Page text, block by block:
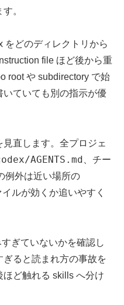
。
をどのディレクトリから
file ほど後から重
root や subdirectory で始
ていても別の指示が優
直します。全プロジェ
AGENTS.md
、チー
例外は近い場所の
ルが効くか追いやすく
ぎていないかを確認し
ると読まれ方の事故を
ど触れる skills へ分け